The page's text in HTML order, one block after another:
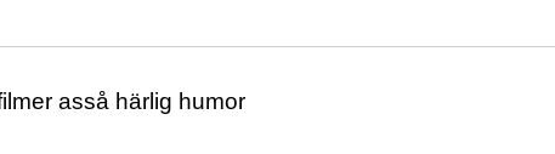
asså härlig humor